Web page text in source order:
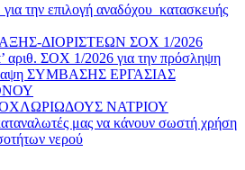
για την επιλογή αναδόχου κατασκευής
ΔΙΟΡΙΣΤΕΩΝ ΣΟΧ 1/2026
ΣΟΧ 1/2026 για την πρόσληψη
ΣΥΜΒΑΣΗΣ ΕΡΓΑΣΙΑΣ
ΝΑΤΡΙΟΥ
μας να κάνουν σωστή χρήση
νερού